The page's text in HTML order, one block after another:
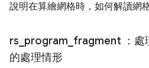
說明在算繪網格時，如何解讀網
rs program fragment ：
的處理情形